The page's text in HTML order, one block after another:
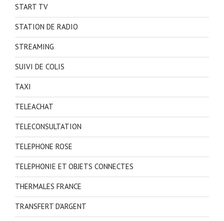
START TV
STATION DE RADIO
STREAMING
SUIVI DE COLIS
TAXI
TELEACHAT
TELECONSULTATION
TELEPHONE ROSE
TELEPHONIE ET OBJETS CONNECTES
THERMALES FRANCE
TRANSFERT D'ARGENT